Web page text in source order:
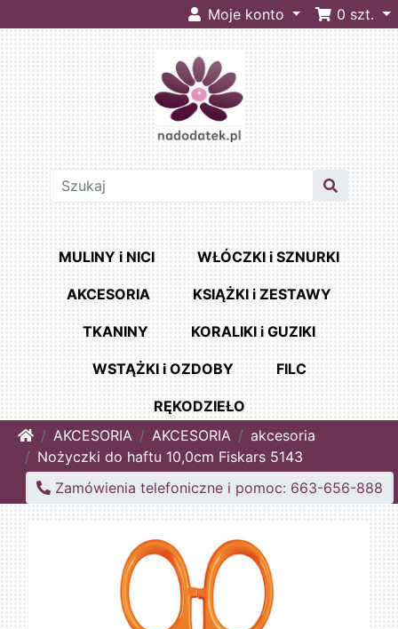
Moje konto 0 szt.
MULINY i NICI WŁÓCZKI i SZNURKI
AKCESORIA KSIĄŻKI i ZESTAWY
TKANINY KORALIKI i GUZIKI
WSTĄŻKI i OZDOBY FILC
RĘKODZIEŁO
HomeAKCESORIA AKCESORIA
akcesoria
Nożyczki do haftu 10,0cm Fiskars 5143
Zamówienia telefoniczne i pomoc: 663-656-888